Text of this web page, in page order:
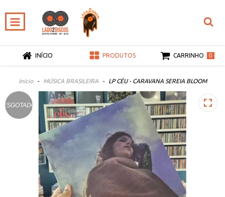
INÍCIO PRODUTOS CARRINHO 0
Início - MÚSICA BRASILEIRA - LP CÉU - CARAVANA SEREIA BLOOM
ESGOTADO